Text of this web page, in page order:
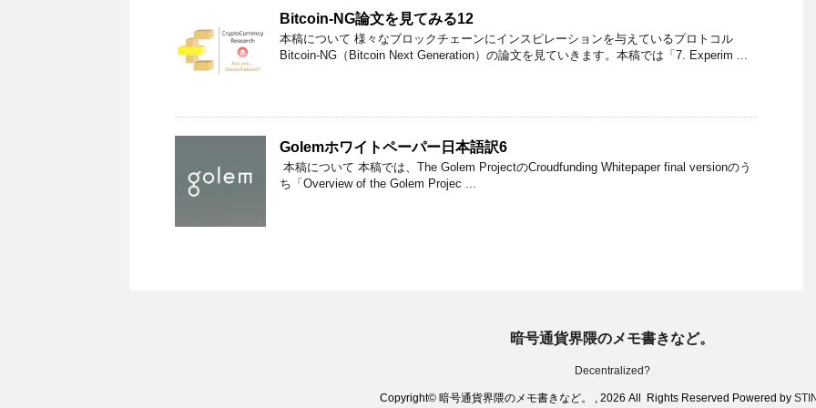
Bitcoin-NG論文を見てみる12
本稿について 様々なブロックチェーンにインスピレーションを与えているプロトコル
Bitcoin-NG（Bitcoin Next Generation）の論文を見ていきます。本稿では「7. Experim ...
Golemホワイトペーパー日本語訳6
本稿について 本稿では、The Golem ProjectのCroudfunding Whitepaper final versionのう
ち「Overview of the Golem Projec ...
暗号通貨界隈のメモ書きなど。
Decentralized?
Copyright© 暗号通貨界隈のメモ書きなど。 , 2026 All Rights Reserved Powered by